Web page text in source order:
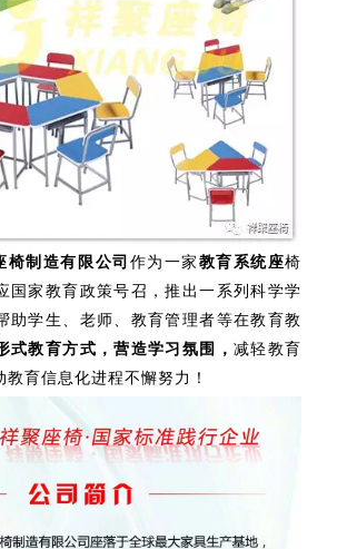
椅制造有限公司 作为一家 教育系统座椅
国家教育政策号召，推出一系列科学学
助学生、老师、教育管理者等在教育教
式教育方式，营造学习氛围，减轻教育
育信息化进程不懈努力！